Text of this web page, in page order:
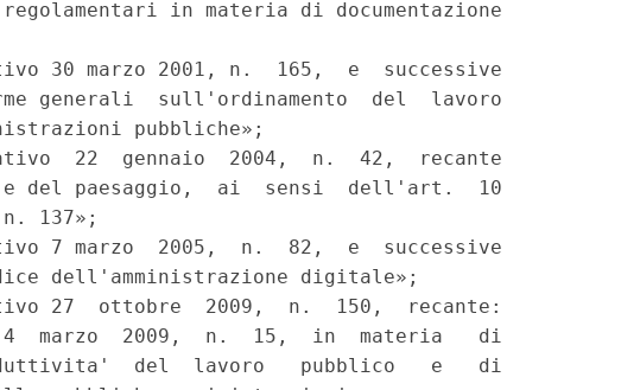
in materia di documentazione
30 marzo 2001, n.  165,  e  successive
generali  sull'ordinamento  del  lavoro
pubbliche»;
22  gennaio  2004,  n.  42,  recante
e del paesaggio,  ai  sensi  dell'art.  10
137»;
7 marzo  2005,  n.  82,  e  successive
dell'amministrazione digitale»;
27  ottobre  2009,  n.  150,  recante:
4  marzo  2009,  n.  15,  in  materia   di
del  lavoro   pubblico   e   di